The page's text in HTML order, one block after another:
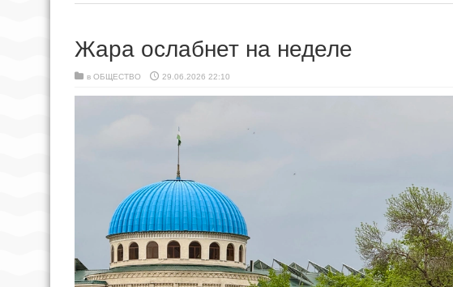
Жара ослабнет на неделе
в ОБЩЕСТВО 29.06.2026 22:10